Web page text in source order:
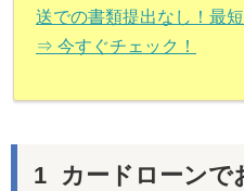
送での書類提出なし！最
⇒ 今すぐチェック！
カードローンで